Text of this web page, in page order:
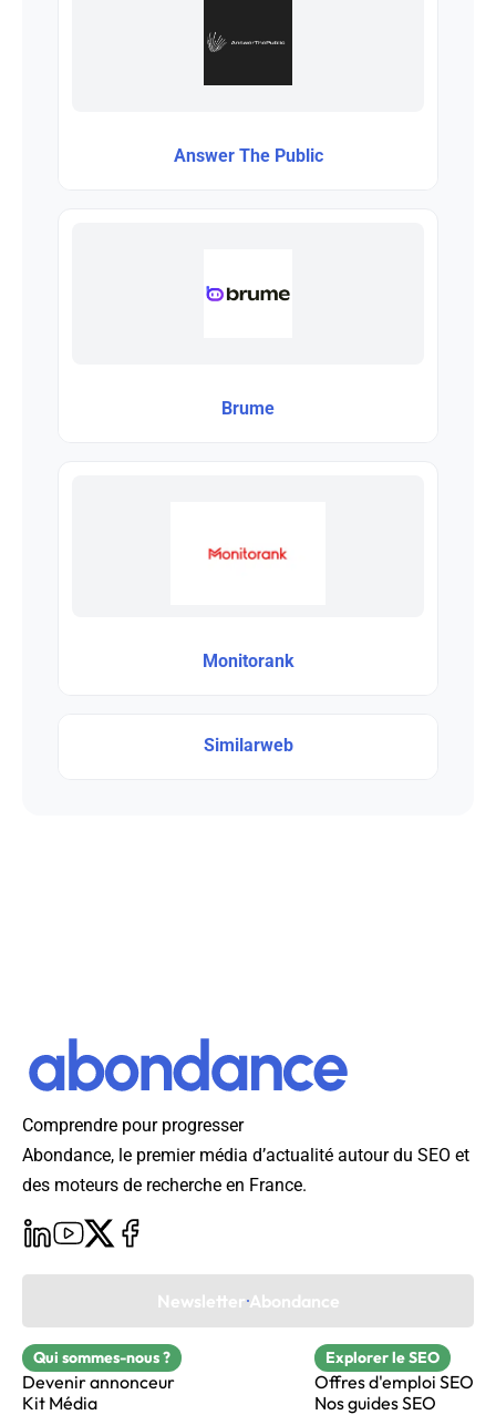
Answer The Public
Brume
Monitorank
Similarweb
Comprendre pour progresser
Abondance, le premier média d’actualité autour du SEO et
des moteurs de recherche en France.
Newsletter Abondance
Qui sommes-nous ?
Devenir annonceur
Kit Média
Explorer le SEO
Offres d'emploi SEO
Nos guides SEO